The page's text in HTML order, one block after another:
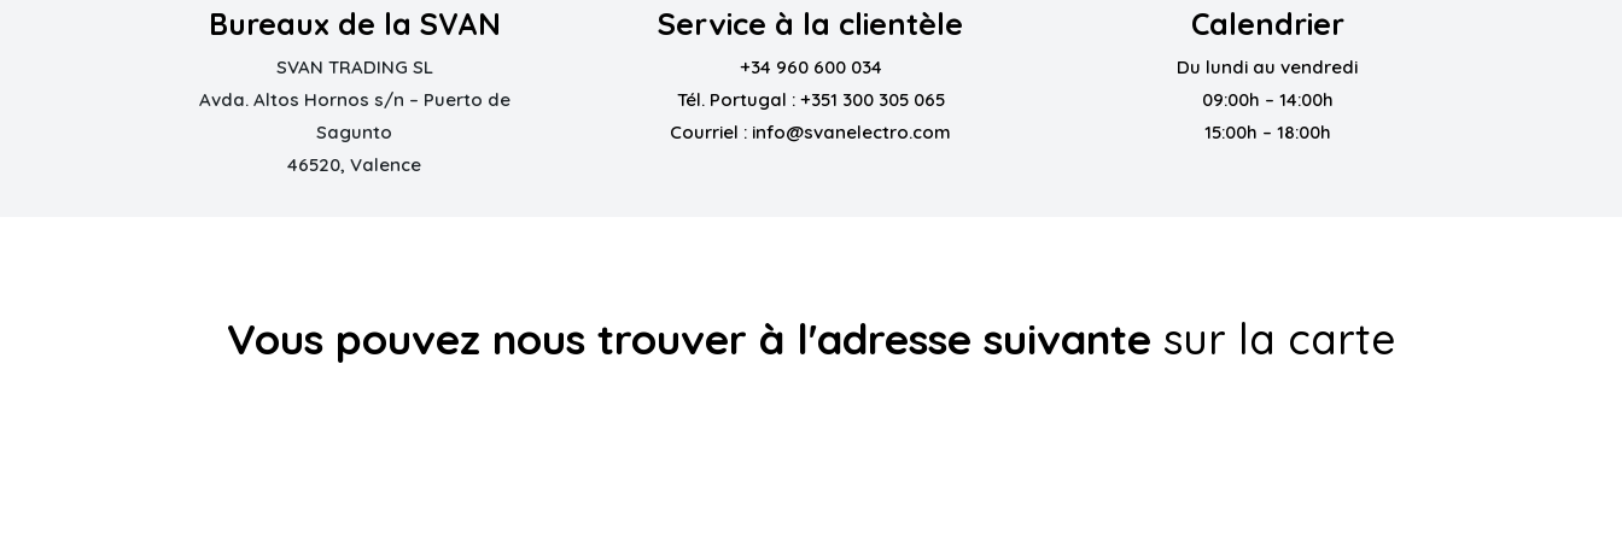
Bureaux de la SVAN
SVAN TRADING SL
Avda. Altos Hornos s/n – Puerto de
Sagunto
46520, Valence
Service à la clientèle
+34 960 600 034
Tél. Portugal : +351 300 305 065
Courriel : info@svanelectro.com
Calendrier
Du lundi au vendredi
09:00h – 14:00h
15:00h – 18:00h
Vous pouvez nous trouver à l'adresse suivante sur la carte